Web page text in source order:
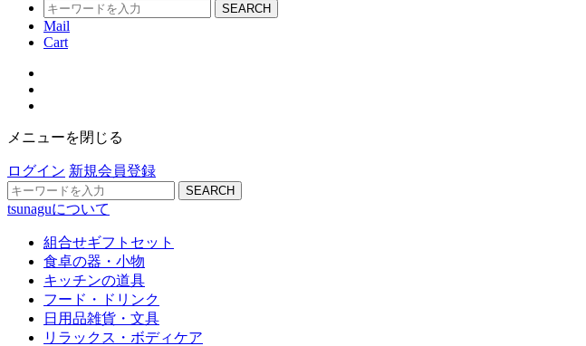
SEARCH
Mail
Cart
メニューを閉じる
ログイン 新規会員登録
SEARCH
tsunaguについて
組合せギフトセット
食卓の器・小物
キッチンの道具
フード・ドリンク
日用品雑貨・文具
リラックス・ボディケア